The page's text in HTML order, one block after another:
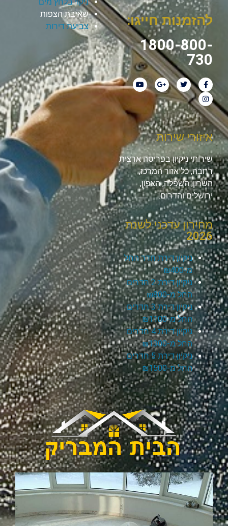
להזמנות חייגו:
1800-800-
730
ניקוי בלחץ מים
שאיבת הצפות
צביעת דירות
איזורי שירות
שירותי ניקיון בפריסה ארצית
רחבה, כל אזור המרכז,
השרון, השפלה, הצפון,
ירושלים והדרום.
מחירון עדכני לשנת
2026
ניקיון דירת חדר החל
מ-₪400
ניקיון דירת 2 חדרים
החל מ-₪800
ניקיון דירת 3 חדרים
החל מ-₪1100
ניקיון דירת 4 חדרים
החל מ-₪1300
ניקיון דירת 5 חדרים
החל מ-₪1500